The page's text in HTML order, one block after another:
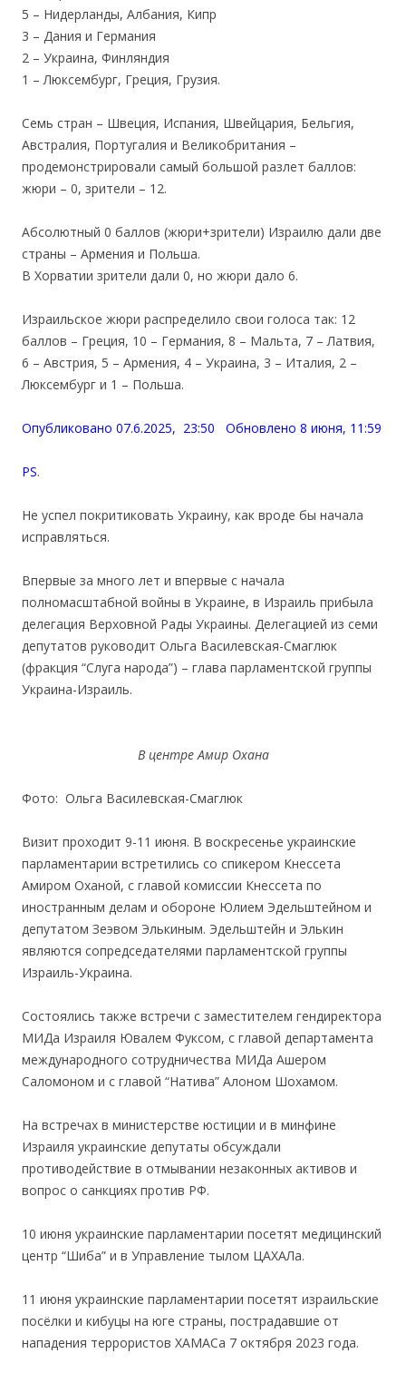
5 – Нидерланды, Албания, Кипр
3 – Дания и Германия
2 – Украина, Финляндия
1 – Люксембург, Греция, Грузия.
Семь стран – Швеция, Испания, Швейцария, Бельгия,
Австралия, Португалия и Великобритания –
продемонстрировали самый большой разлет баллов:
жюри – 0, зрители – 12.
Абсолютный 0 баллов (жюри+зрители) Израилю дали две
страны – Армения и Польша.
В Хорватии зрители дали 0, но жюри дало 6.
Израильское жюри распределило свои голоса так: 12
баллов – Греция, 10 – Германия, 8 – Мальта, 7 – Латвия,
6 – Австрия, 5 – Армения, 4 – Украина, 3 – Италия, 2 –
Люксембург и 1 – Польша.
Опубликовано 07.6.2025, 23:50 Обновлено 8 июня, 11:59
PS.
Не успел покритиковать Украину, как вроде бы начала
исправляться.
Впервые за много лет и впервые с начала
полномасштабной войны в Украине, в Израиль прибыла
делегация Верховной Рады Украины. Делегацией из семи
депутатов руководит Ольга Василевская-Смаглюк
(фракция “Слуга народа”) – глава парламентской группы
Украина-Израиль.
В центре Амир Охана
Фото: Ольга Василевская-Смаглюк
Визит проходит 9-11 июня. В воскресенье украинские
парламентарии встретились со спикером Кнессета
Амиром Оханой, с главой комиссии Кнессета по
иностранным делам и обороне Юлием Эдельштейном и
депутатом Зеэвом Элькиным. Эдельштейн и Элькин
являются сопредседателями парламентской группы
Израиль-Украина.
Состоялись также встречи с заместителем гендиректора
МИДа Израиля Ювалем Фуксом, с главой департамента
международного сотрудничества МИДа Ашером
Саломоном и с главой “Натива” Алоном Шохамом.
На встречах в министерстве юстиции и в минфине
Израиля украинские депутаты обсуждали
противодействие в отмывании незаконных активов и
вопрос о санкциях против РФ.
10 июня украинские парламентарии посетят медицинский
центр “Шиба” и в Управление тылом ЦАХАЛа.
11 июня украинские парламентарии посетят израильские
посёлки и кибуцы на юге страны, пострадавшие от
нападения террористов ХАМАСа 7 октября 2023 года.